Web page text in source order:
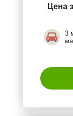
Цена
3